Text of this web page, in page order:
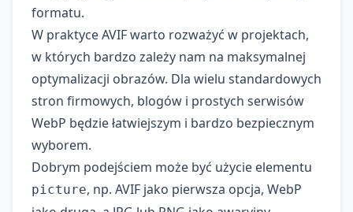
formatu.
W praktyce AVIF warto rozważyć w projektach,
w których bardzo zależy nam na maksymalnej
optymalizacji obrazów. Dla wielu standardowych
stron firmowych, blogów i prostych serwisów
WebP będzie łatwiejszym i bardzo bezpiecznym
wyborem.
Dobrym podejściem może być użycie elementu
picture, np. AVIF jako pierwsza opcja, WebP